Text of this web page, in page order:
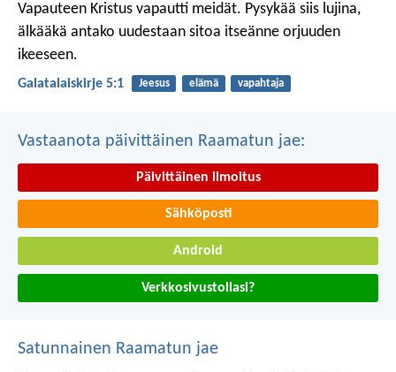
Vapauteen Kristus vapautti meidät. Pysykää siis lujina,
älkääkä antako uudestaan sitoa itseänne orjuuden
ikeeseen.
Galatalaiskirje 5:1 Jeesus elämä vapahtaja
Vastaanota päivittäinen Raamatun jae:
Päivittäinen ilmoitus
Sähköposti
Android
Verkkosivustollasi?
Satunnainen Raamatun jae